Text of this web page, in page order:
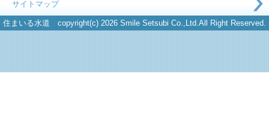
サイトマップ
住まいる水道 copyright(c) 2026 Smile Setsubi Co.,Ltd.All Right Reserved.